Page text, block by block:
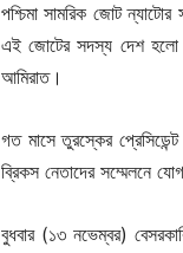
পশ্চিমা সামরিক জোট
এই জোটের সদস্য দেশ হলো
আমিরাত।
গত মাসে তুরস্কের
ব্রিকস নেতাদের সম্মেলনে
বুধবার (১৩ নভেম্বর)